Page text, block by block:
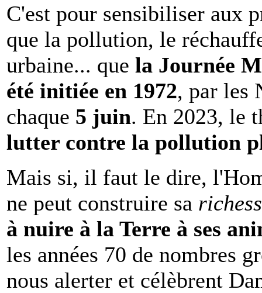
C'est pour sensibiliser aux
que la pollution, le
urbaine... que la Journée
été initiée en 1972, par les
chaque 5 juin. En 2023, le
lutter contre la pollution
Mais si, il faut le dire,
ne peut construire sa
à nuire à la Terre à ses
les années 70 de nombres
nous alerter et célèbrent